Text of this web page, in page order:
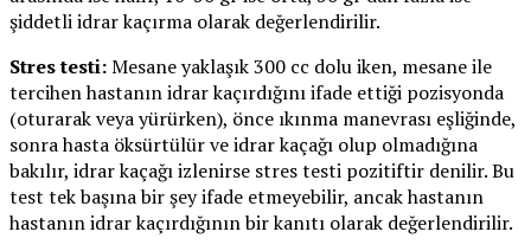
şiddetli idrar kaçırma olarak değerlendirilir.
Stres testi:Mesane yaklaşık 300 cc dolu iken, mesane ile
tercihen hastanın idrar kaçırdığını ifade ettiği pozisyonda
(oturarak veya yürürken), önce ıkınma manevrası eşliğinde,
sonra hasta öksürtülür ve idrar kaçağı olup olmadığına
bakılır, idrar kaçağı izlenirse stres testi pozitiftir denilir. Bu
test tek başına bir şey ifade etmeyebilir, ancak hastanın
hastanın idrar kaçırdığının bir kanıtı olarak değerlendirilir.